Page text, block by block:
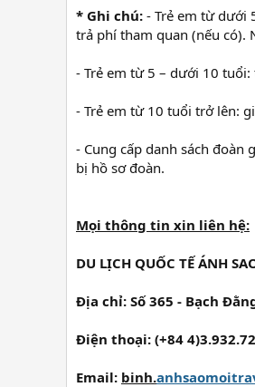
* Ghi chú: - Trẻ em từ dưới
trả phí tham quan (nếu có).
- Trẻ em từ 5 – dưới 10
- Trẻ em từ 10 tuổi trở lên:
- Cung cấp danh sách đoàn
bị hồ sơ đoàn.
Mọi thông tin xin liên hệ:
DU LỊCH QUỐC TẾ ÁNH
Địa chỉ: Số 365 - Bạch
Điện thoại: (+84
Email: binh.